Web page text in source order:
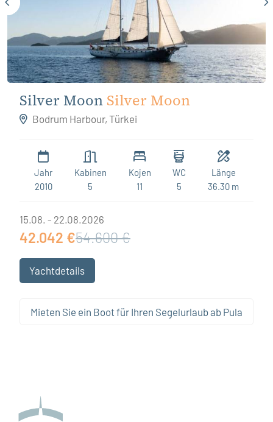
Silver Moon Silver Moon
Bodrum Harbour, Türkei
Jahr
2010
Kabinen
5
Kojen
11
WC
5
Länge
36.30 m
15.08. - 22.08.2026
42.042 €54.600 €
Yachtdetails
Mieten Sie ein Boot für Ihren Segelurlaub ab Pula